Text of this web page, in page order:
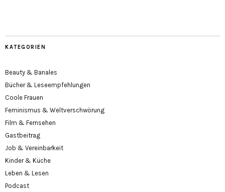
KATEGORIEN
Beauty & Banales
Bücher & Leseempfehlungen
Coole Frauen
Feminismus & Weltverschwörung
Film & Fernsehen
Gastbeitrag
Job & Vereinbarkeit
Kinder & Küche
Leben & Lesen
Podcast